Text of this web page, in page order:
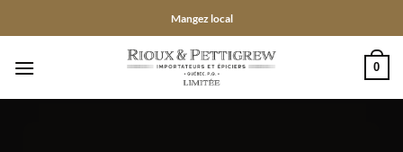
au
Mangez local
0